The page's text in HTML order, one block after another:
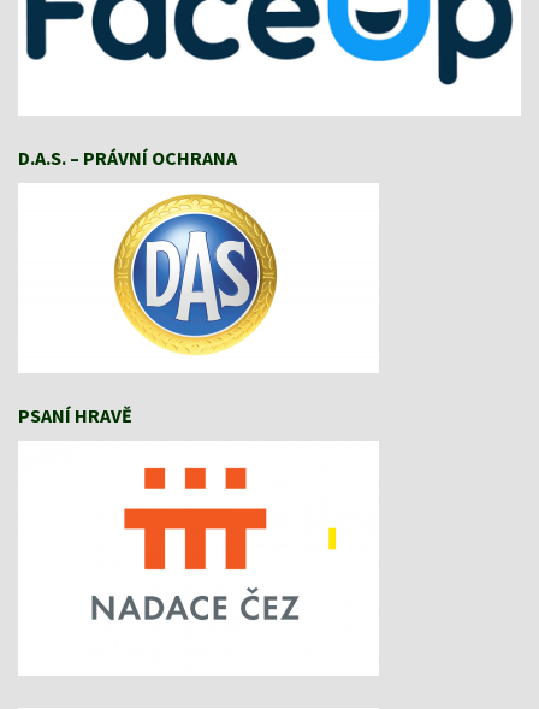
D.A.S. – PRÁVNÍ OCHRANA
PSANÍ HRAVĚ